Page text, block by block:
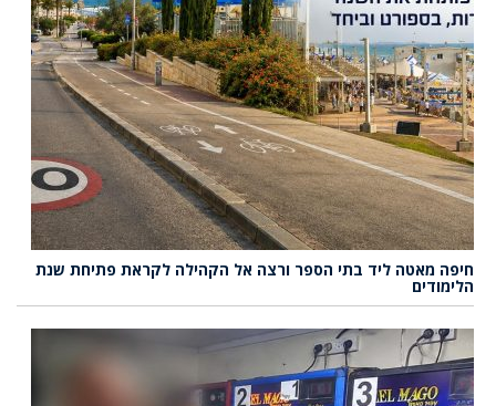
חיפה מאטה ליד בתי הספר ורצה אל הקהילה לקראת פתיחת שנת
הלימודים